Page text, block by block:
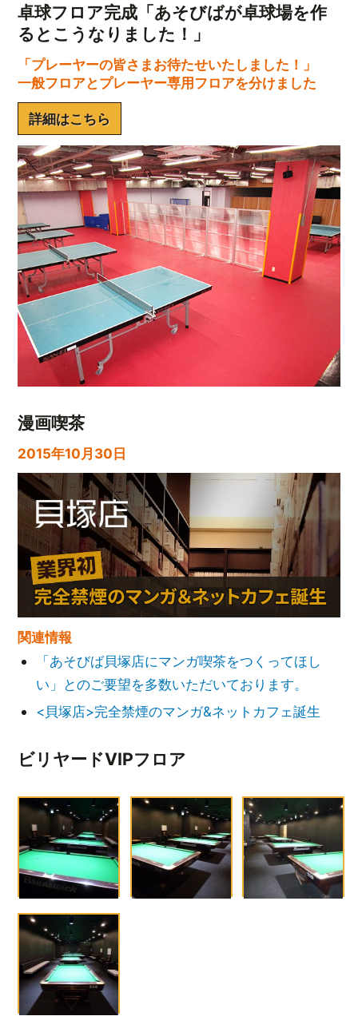
卓球フロア完成「あそびばが卓球場を作
るとこうなりました！」
「プレーヤーの皆さまお待たせいたしました！」
一般フロアとプレーヤー専用フロアを分けました
詳細はこちら
漫画喫茶
2015年10月30日
関連情報
「あそびば貝塚店にマンガ喫茶をつくってほし
い」とのご要望を多数いただいております。
<貝塚店>完全禁煙のマンガ&ネットカフェ誕生
ビリヤードVIPフロア